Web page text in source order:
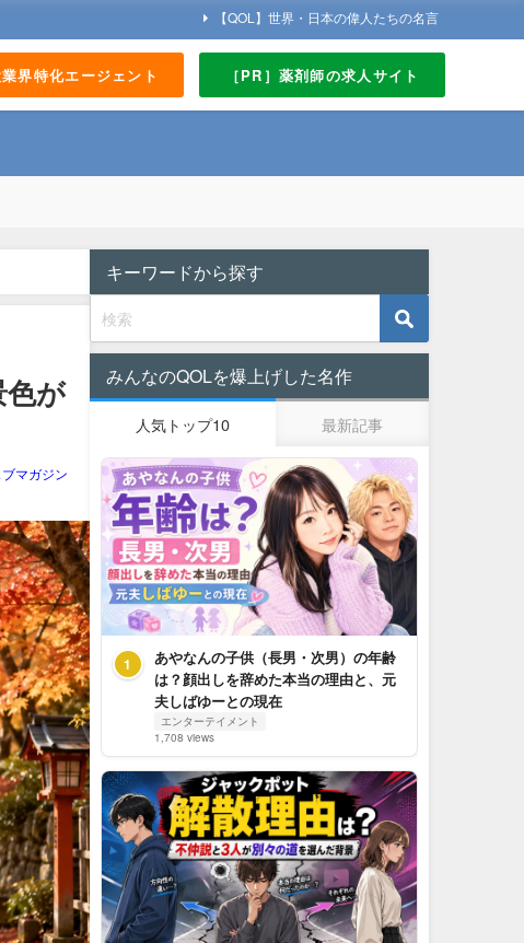
【QOL】世界・日本の偉人たちの名言
業界特化エージェント ［PR］薬剤師の求人サイト
が
マガジン
キーワードから探す
みんなのQOLを爆上げした名作
人気トップ10 最新記事
1
あやなんの子供（長男・次男）の年齢
は？顔出しを辞めた本当の理由と、元
夫しばゆーとの現在
エンターテイメント
1,708 views